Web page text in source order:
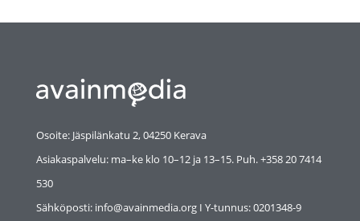
Osoite: Jäspilänkatu 2, 04250 Kerava
Asiakaspalvelu: ma–ke klo 10–12 ja 13–15. Puh. +358 20 7414
530
Sähköposti: info@avainmedia.org I Y-tunnus:0201348-9